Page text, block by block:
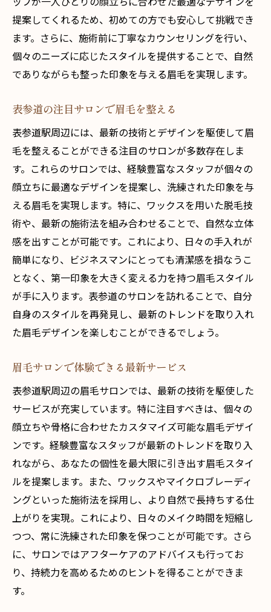
提案してくれるため、初めての方でも安心して挑戦でき
ます。さらに、施術前に丁寧なカウンセリングを行い、
個々のニーズに応じたスタイルを提供することで、自然
でありながらも整った印象を与える眉毛を実現します。
表参道の注目サロンで眉毛を整える
表参道駅周辺には、最新の技術とデザインを駆使して眉
毛を整えることができる注目のサロンが多数存在しま
す。これらのサロンでは、経験豊富なスタッフが個々の
顔立ちに最適なデザインを提案し、洗練された印象を与
える眉毛を実現します。特に、ワックスを用いた脱毛技
術や、最新の施術法を組み合わせることで、自然な立体
感を出すことが可能です。これにより、日々の手入れが
簡単になり、ビジネスマンにとっても清潔感を損なうこ
となく、第一印象を大きく変える力を持つ眉毛スタイル
が手に入ります。表参道のサロンを訪れることで、自分
自身のスタイルを再発見し、最新のトレンドを取り入れ
た眉毛デザインを楽しむことができるでしょう。
眉毛サロンで体験できる最新サービス
表参道駅周辺の眉毛サロンでは、最新の技術を駆使した
サービスが充実しています。特に注目すべきは、個々の
顔立ちや骨格に合わせたカスタマイズ可能な眉毛デザイ
ンです。経験豊富なスタッフが最新のトレンドを取り入
れながら、あなたの個性を最大限に引き出す眉毛スタイ
ルを提案します。また、ワックスやマイクロブレーディ
ングといった施術法を採用し、より自然で長持ちする仕
上がりを実現。これにより、日々のメイク時間を短縮し
つつ、常に洗練された印象を保つことが可能です。さら
に、サロンではアフターケアのアドバイスも行ってお
り、持続力を高めるためのヒントを得ることができま
す。